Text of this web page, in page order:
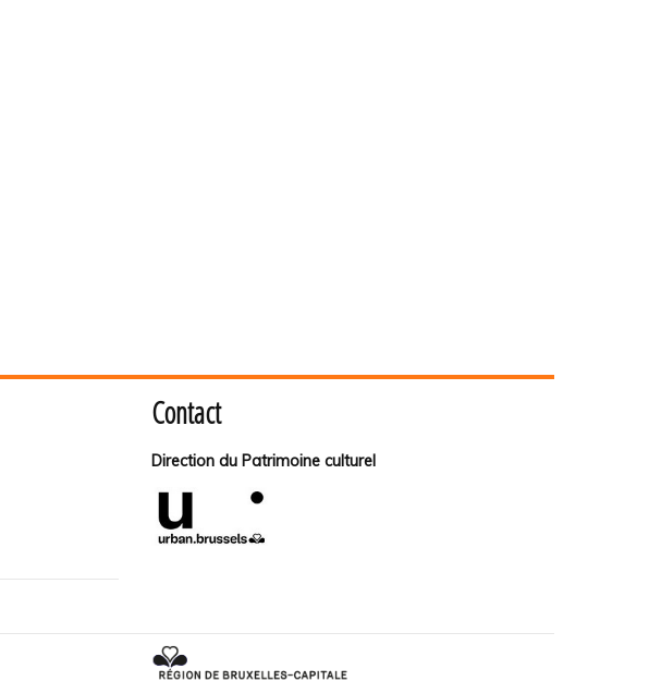
Contact
Direction du Patrimoine culturel